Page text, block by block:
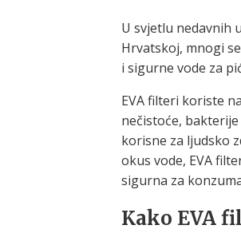
U svjetlu nedavnih
Hrvatskoj, mnogi
i sigurne vode za
EVA filteri koriste
nečistoće,
korisne za ljudsko
okus vode, EVA
sigurna za
Kako EVA